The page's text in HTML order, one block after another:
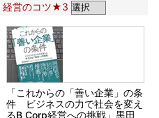
経営のコツ★3
「これからの「善い企業」の条
件 ビジネスの力で社会を変え
るB Corp経営への挑戦」黒田